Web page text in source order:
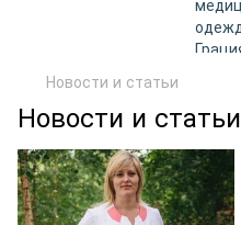
Новости и статьи
Новости и статьи